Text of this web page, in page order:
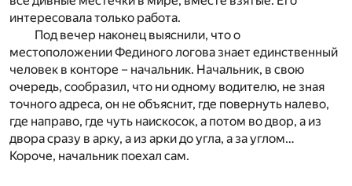
интересовала только работа.
Под вечер наконец выяснили, что о
местоположении Фединого логова знает единственный
человек в конторе – начальник. Начальник, в свою
очередь, сообразил, что ни одному водителю, не зная
точного адреса, он не объяснит, где повернуть налево,
где направо, где чуть наискосок, а потом во двор, а из
двора сразу в арку, а из арки до угла, а за углом…
Короче, начальник поехал сам.